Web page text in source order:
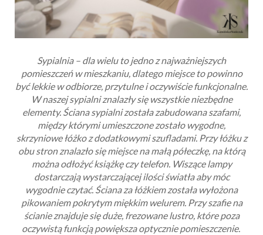
Sypialnia – dla wielu to jedno z najważniejszych
pomieszczeń w mieszkaniu, dlatego miejsce to powinno
być lekkie w odbiorze, przytulne i oczywiście funkcjonalne.
W naszej sypialni znalazły się wszystkie niezbędne
elementy. Ściana sypialni została zabudowana szafami,
między którymi umieszczone zostało wygodne,
skrzyniowe łóżko z dodatkowymi szufladami. Przy łóżku z
obu stron znalazło się miejsce na małą półeczkę, na którą
można odłożyć książkę czy telefon. Wiszące lampy
dostarczają wystarczającej ilości światła aby móc
wygodnie czytać. Ściana za łóżkiem została wyłożona
pikowaniem pokrytym miękkim welurem. Przy szafie na
ścianie znajduje się duże, frezowane lustro, które poza
oczywistą funkcją powiększa optycznie pomieszczenie.